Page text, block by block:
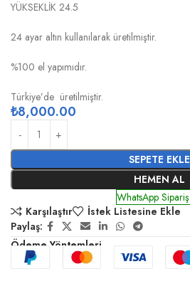
YÜKSEKLİK 24.5
24 ayar altın kullanılarak üretilmiştir.
%100 el yapımıdır.
Türkiye’de üretilmiştir.
₺8,000.00
SEPETE EKLE
HEMEN AL
WhatsApp Sipariş
Karşılaştır
İstek Listesine Ekle
Paylaş:
Ödeme Yöntemleri